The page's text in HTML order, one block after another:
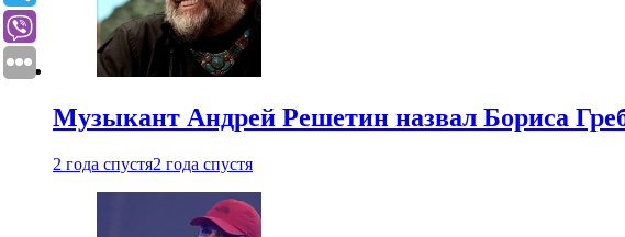
Музыкант Андрей Решетин назвал Бориса
2 года спустя2 года спустя